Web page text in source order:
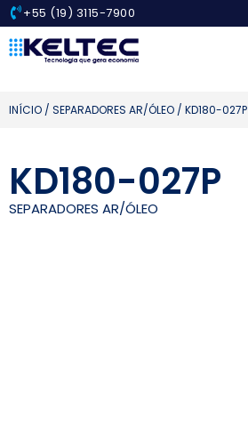
+55 (19) 3115-7900
INÍCIO / SEPARADORES AR/ÓLEO / KD180-027P
KD180-027P
SEPARADORES AR/ÓLEO